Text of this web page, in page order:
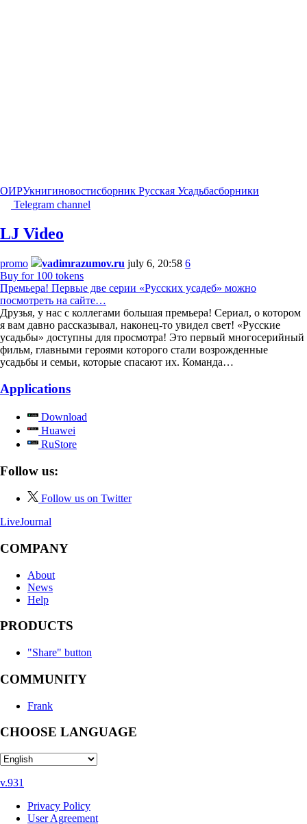
ОИРУкнигиновостисборник Русская Усадьбасборники
Telegram channel
LJ Video
promo vadimrazumov.ru july 6, 20:58 6
Buy for 100 tokens
Премьера! Первые две серии «Русских усадеб» можно
посмотреть на сайте…
Друзья, у нас с коллегами большая премьера! Сериал, о котором
я вам давно рассказывал, наконец-то увидел свет! «Русские
усадьбы» доступны для просмотра! Это первый многосерийный
фильм, главными героями которого стали возрожденные
усадьбы и семьи, которые спасают их. Команда…
Applications
Download
Huawei
RuStore
Follow us:
Follow us on Twitter
LiveJournal
COMPANY
About
News
Help
PRODUCTS
"Share" button
COMMUNITY
Frank
CHOOSE LANGUAGE
v.931
Privacy Policy
User Agreement